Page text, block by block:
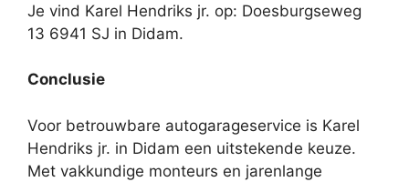
Je vind Karel Hendriks jr. op: Doesburgseweg
13 6941 SJ in Didam.
Conclusie
Voor betrouwbare autogarageservice is Karel
Hendriks jr. in Didam een uitstekende keuze.
Met vakkundige monteurs en jarenlange